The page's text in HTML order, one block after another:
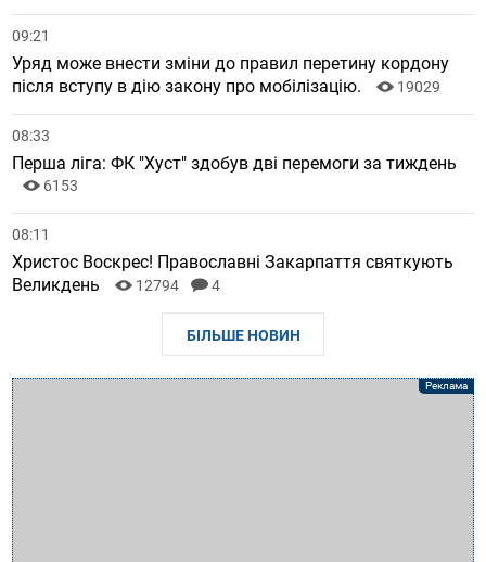
09:21
Уряд може внести зміни до правил перетину кордону
після вступу в дію закону про мобілізацію.
19029
08:33
Перша ліга: ФК "Хуст" здобув дві перемоги за тиждень
6153
08:11
Христос Воскрес! Православні Закарпаття святкують
Великдень
12794 4
БІЛЬШЕ НОВИН